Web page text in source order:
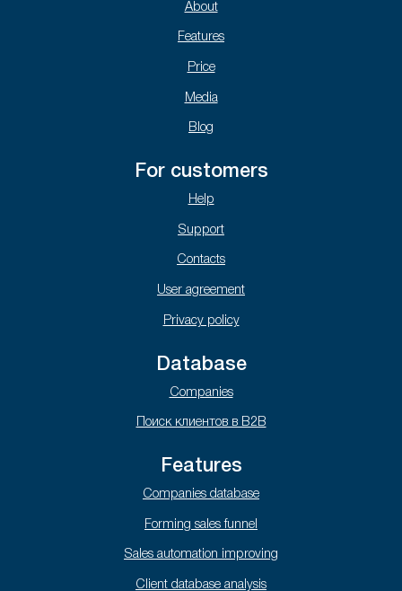
About
Features
Price
Media
Blog
For customers
Help
Support
Contacts
User agreement
Privacy policy
Database
Companies
Поиск клиентов в B2B
Features
Companies database
Forming sales funnel
Sales automation improving
Client database analysis